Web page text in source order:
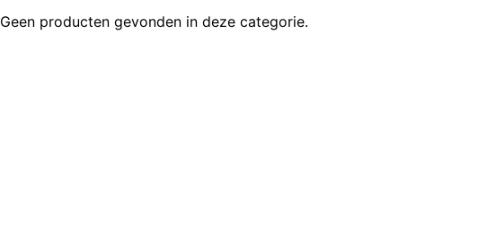
Geen producten gevonden in deze categorie.